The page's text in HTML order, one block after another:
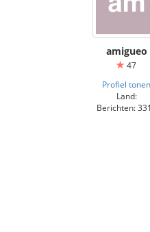
amigueo
47
Profiel tonen
Land:
Berichten: